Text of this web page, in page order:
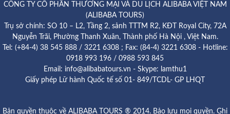
CÔNG TY CỔ PHẦN THƯƠNG MẠI VÀ DU LỊCH ALIBABA VIỆT NAM
(ALIBABA TOURS)
Trụ sở chính: SO 10 – L2, Tầng 2, sảnh TTTM R2, KĐT Royal City, 72A
Nguyễn Trãi, Phường Thanh Xuân, Thành phố Hà Nội , Việt Nam.
Tel: (+84-4) 38 545 888 / 3221 6308 ; Fax: (84-4) 3221 6308 - Hotline:
0918 993 196 / 0988 593 845
Email: info@alibabatours.vn - Skype: lamthu1
Giấy phép Lữ hành Quốc tế số 01- 849/TCDL- GP LHQT
Bản quyền thuộc về ALIBABA TOURS ® 2014. Bảo lưu mọi quyền. Ghi